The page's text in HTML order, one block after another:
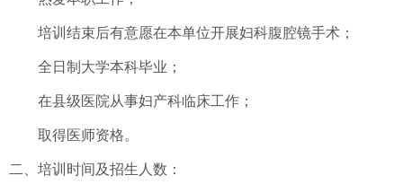
培训结束后有意愿在本单位开展妇科腹腔镜手术；
全日制大学本科毕业；
在县级医院从事妇产科临床工作；
取得医师资格。
二、培训时间及招生人数：